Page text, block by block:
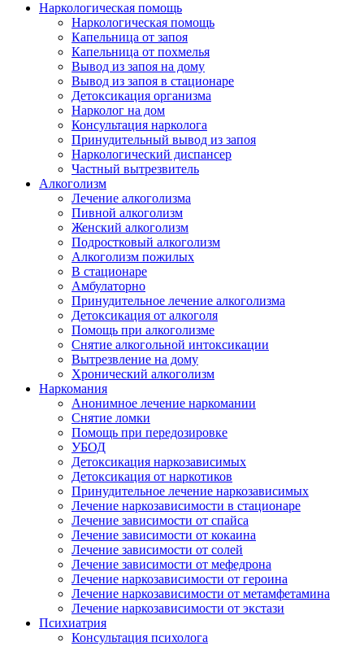
Наркологическая помощь
Наркологическая помощь
Капельница от запоя
Капельница от похмелья
Вывод из запоя на дому
Вывод из запоя в стационаре
Детоксикация организма
Нарколог на дом
Консультация нарколога
Принудительный вывод из запоя
Наркологический диспансер
Частный вытрезвитель
Алкоголизм
Лечение алкоголизма
Пивной алкоголизм
Женский алкоголизм
Подростковый алкоголизм
Алкоголизм пожилых
В стационаре
Амбулаторно
Принудительное лечение алкоголизма
Детоксикация от алкоголя
Помощь при алкоголизме
Снятие алкогольной интоксикации
Вытрезвление на дому
Хронический алкоголизм
Наркомания
Анонимное лечение наркомании
Снятие ломки
Помощь при передозировке
УБОД
Детоксикация наркозависимых
Детоксикация от наркотиков
Принудительное лечение наркозависимых
Лечение наркозависимости в стационаре
Лечение зависимости от спайса
Лечение зависимости от кокаина
Лечение зависимости от солей
Лечение зависимости от мефедрона
Лечение наркозависимости от героина
Лечение наркозависимости от метамфетамина
Лечение наркозависимости от экстази
Психиатрия
Консультация психолога